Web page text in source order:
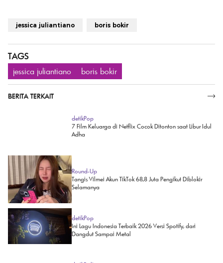
jessica juliantiano boris bokir
TAGS
jessica juliantiano boris bokir
BERITA TERKAIT
detikPop
7 Film Keluarga di Netflix Cocok Ditonton saat Libur Idul
Adha
Round-Up
Tangis Vilmei Akun TikTok 68,8 Juta Pengikut Diblokir
Selamanya
detikPop
Ini Lagu Indonesia Terbaik 2026 Versi Spotify, dari
Dangdut Sampai Metal